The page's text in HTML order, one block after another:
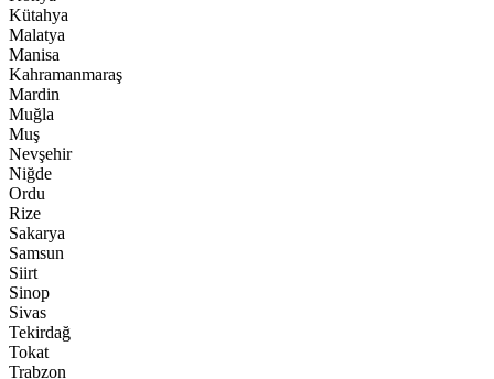
Kütahya
Malatya
Manisa
Kahramanmaraş
Mardin
Muğla
Muş
Nevşehir
Niğde
Ordu
Rize
Sakarya
Samsun
Siirt
Sinop
Sivas
Tekirdağ
Tokat
Trabzon